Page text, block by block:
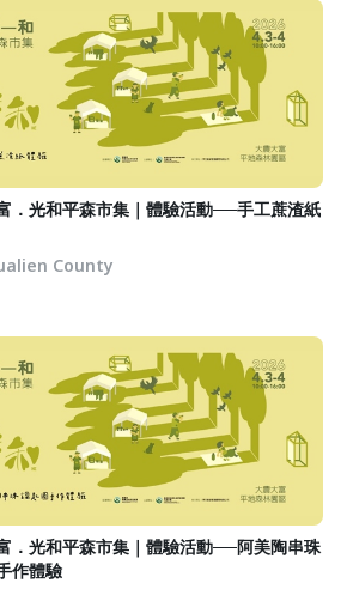
．光和平森市集｜體驗活動──手工蔗渣紙
County
．光和平森市集｜體驗活動──阿美陶串珠
作體驗